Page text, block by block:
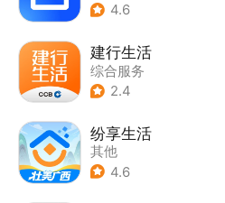
4.6
建行生活
综合服务
2.4
纷享生活
其他
4.6